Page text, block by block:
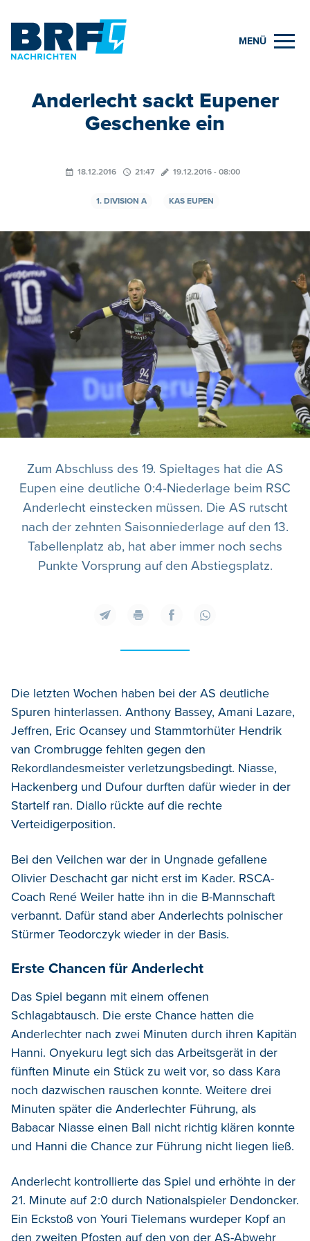
MENÜ
Anderlecht sackt Eupener
Geschenke ein
18.12.2016 21:47 19.12.2016 - 08:00
1. DIVISION A KAS EUPEN
Zum Abschluss des 19. Spieltages hat die AS
Eupen eine deutliche 0:4-Niederlage beim RSC
Anderlecht einstecken müssen. Die AS rutscht
nach der zehnten Saisonniederlage auf den 13.
Tabellenplatz ab, hat aber immer noch sechs
Punkte Vorsprung auf den Abstiegsplatz.
Die letzten Wochen haben bei der AS deutliche
Spuren hinterlassen. Anthony Bassey, Amani Lazare,
Jeffren, Eric Ocansey und Stammtorhüter Hendrik
van Crombrugge fehlten gegen den
Rekordlandesmeister verletzungsbedingt. Niasse,
Hackenberg und Dufour durften dafür wieder in der
Startelf ran. Diallo rückte auf die rechte
Verteidigerposition.
Bei den Veilchen war der in Ungnade gefallene
Olivier Deschacht gar nicht erst im Kader. RSCA-
Coach René Weiler hatte ihn in die B-Mannschaft
verbannt. Dafür stand aber Anderlechts polnischer
Stürmer Teodorczyk wieder in der Basis.
Erste Chancen für Anderlecht
Das Spiel begann mit einem offenen
Schlagabtausch. Die erste Chance hatten die
Anderlechter nach zwei Minuten durch ihren Kapitän
Hanni. Onyekuru legt sich das Arbeitsgerät in der
fünften Minute ein Stück zu weit vor, so dass Kara
noch dazwischen rauschen konnte. Weitere drei
Minuten später die Anderlechter Führung, als
Babacar Niasse einen Ball nicht richtig klären konnte
und Hanni die Chance zur Führung nicht liegen ließ.
Anderlecht kontrollierte das Spiel und erhöhte in der
21. Minute auf 2:0 durch Nationalspieler Dendoncker.
Ein Eckstoß von Youri Tielemans wurdeper Kopf an
den zweiten Pfosten auf den von der AS-Abwehr